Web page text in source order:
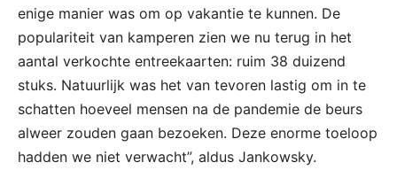
enige manier was om op vakantie te kunnen. De
populariteit van kamperen zien we nu terug in het
aantal verkochte entreekaarten: ruim 38 duizend
stuks. Natuurlijk was het van tevoren lastig om in te
schatten hoeveel mensen na de pandemie de beurs
alweer zouden gaan bezoeken. Deze enorme toeloop
hadden we niet verwacht”, aldus Jankowsky.